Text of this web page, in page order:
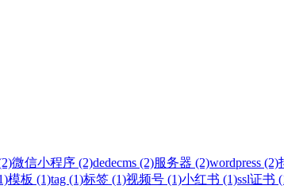
微信小程序 (2)dedecms (2)服务器 (2)wordpress (2)
模板 (1)tag (1)标签 (1)视频号 (1)小红书 (1)ssl证书